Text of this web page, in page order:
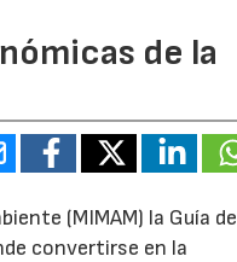
de la
(MIMAM) la Guía de
convertirse en la